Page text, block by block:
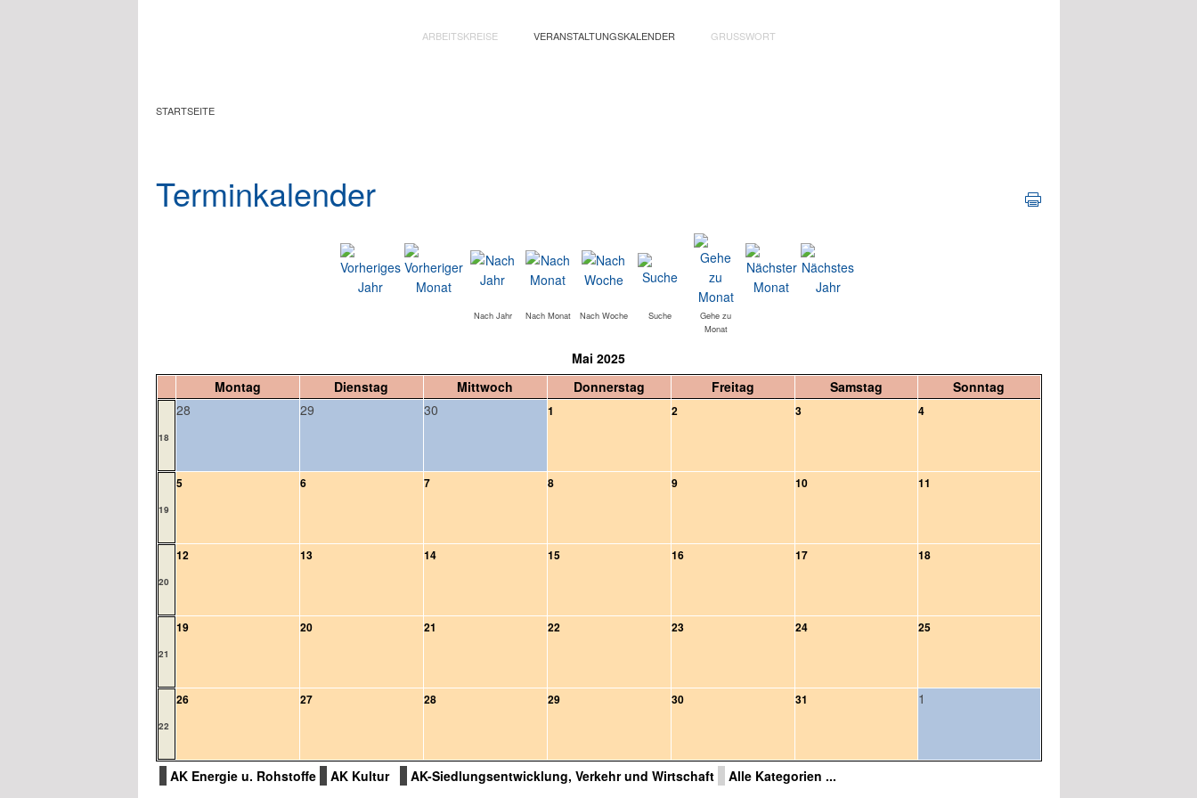
ARBEITSKREISE VERANSTALTUNGSKALENDER GRUSSWORT
STARTSEITE
Terminkalender
Nach Jahr Nach Monat Nach Woche Suche
Gehe zu
Monat
Mai 2025
Montag
Dienstag Mittwoch Donnerstag Freitag Samstag Sonntag
18
28 29 30 1 2 3 4
19
5 6 7 8 9 10 11
20
12 13 14 15 16 17 18
21
19 20 21 22 23 24 25
22
26 27 28 29 30 31 1
AK Energie u. Rohstoffe AK Kultur AK-Siedlungsentwicklung, Verkehr und Wirtschaft Alle Kategorien ...